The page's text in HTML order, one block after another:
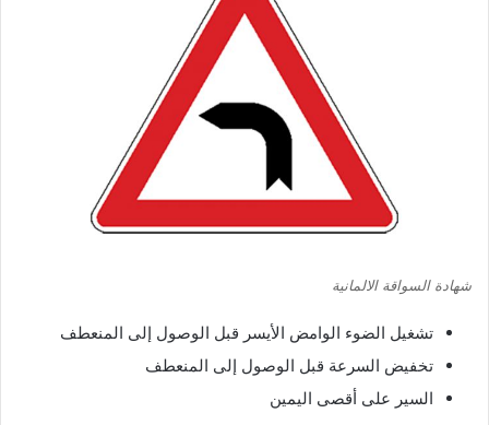
شهادة السواقة الالمانية
تشغيل الضوء الوامض الأيسر قبل الوصول إلى المنعطف
تخفيض السرعة قبل الوصول إلى المنعطف
السير على أقصى اليمين